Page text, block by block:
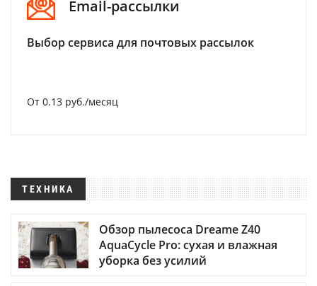
Email-рассылки
Выбор сервиса для почтовых рассылок
От 0.13 руб./месяц
ТЕХНИКА
Обзор пылесоса Dreame Z40
AquaCycle Pro: сухая и влажная
уборка без усилий